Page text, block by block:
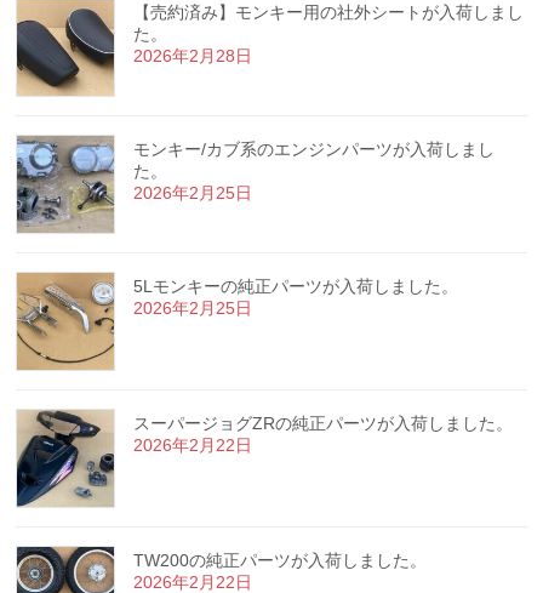
【売約済み】モンキー用の社外シートが入荷しまし
た。
2026年2月28日
モンキー/カブ系のエンジンパーツが入荷しまし
た。
2026年2月25日
5Lモンキーの純正パーツが入荷しました。
2026年2月25日
スーパージョグZRの純正パーツが入荷しました。
2026年2月22日
TW200の純正パーツが入荷しました。
2026年2月22日